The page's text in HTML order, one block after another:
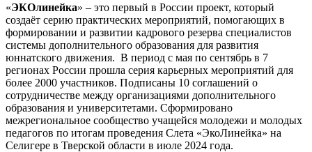
«ЭКОлинейка» – это первый в России проект, который
создаёт серию практических мероприятий, помогающих в
формировании и развитии кадрового резерва специалистов
системы дополнительного образования для развития
юннатского движения. В период с мая по сентябрь в 7
регионах России прошла серия карьерных мероприятий для
более 2000 участников. Подписаны 10 соглашений о
сотрудничестве между организациями дополнительного
образования и университетами. Сформировано
межрегиональное сообщество учащейся молодежи и молодых
педагогов по итогам проведения Слета «ЭкоЛинейка» на
Селигере в Тверской области в июле 2024 года.